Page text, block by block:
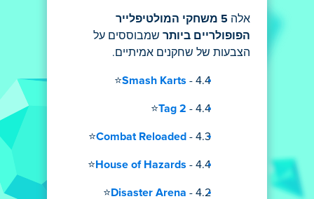
אלה
5 משחקי המולטיפלייר
הפופולריים ביותר שמבוססים על
הצבעות של שחקנים אמיתיים.
Smash Karts - 4.4⭐
Tag 2 - 4.4⭐
Combat Reloaded - 4.3⭐
House of Hazards - 4.4⭐
Disaster Arena - 4.2⭐